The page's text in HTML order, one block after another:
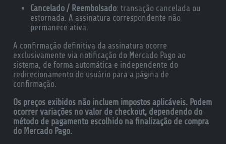
Cancelado / Reembolsado: transação cancelada ou
estornada. A assinatura correspondente não
permanece ativa.
A confirmação definitiva da assinatura ocorre
exclusivamente via notificação do Mercado Pago ao
sistema, de forma automática e independente do
redirecionamento do usuário para a página de
confirmação.
Os preços exibidos não incluem impostos aplicáveis. Podem
ocorrer variações no valor de checkout, dependendo do
método de pagamento escolhido na finalização de compra
do Mercado Pago.